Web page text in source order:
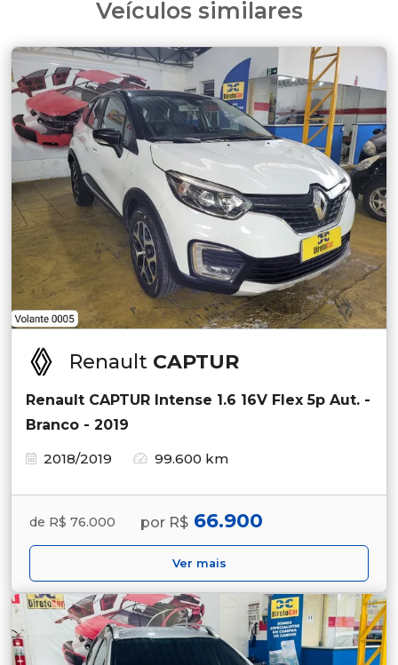
Veículos similares
Renault CAPTUR
Renault CAPTUR Intense 1.6 16V Flex 5p Aut. -
Branco - 2019
2018/2019
99.600 km
de R$ 76.000 por R$ 66.900
Ver mais